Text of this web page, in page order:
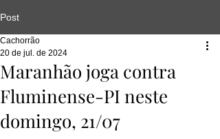
Post
Maranhão joga contra
Fluminense-PI neste
domingo, 21/07
Cachorrão
20 de jul. de 2024